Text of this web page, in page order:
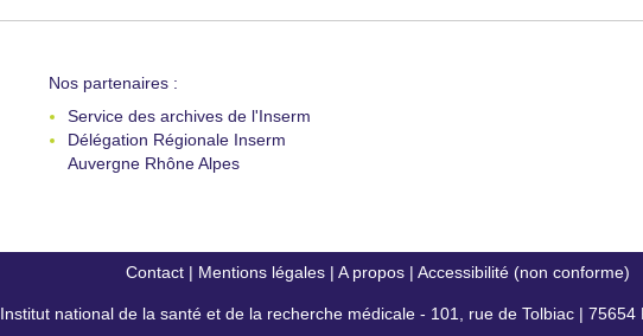
Nos partenaires :
Service des archives de l'Inserm
Délégation Régionale Inserm
Auvergne Rhône Alpes
Contact| Mentions légales| A propos| Accessibilité (non conforme)
Institut national de la santé et de la recherche médicale - 101, rue de Tolbiac | 75654